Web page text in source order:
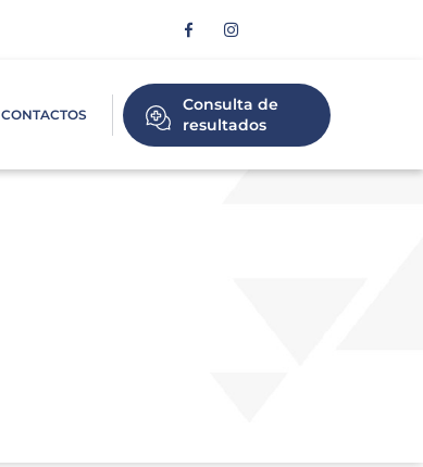
CONTACTOS
Consulta de
resultados